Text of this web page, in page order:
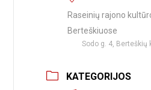
Raseinių rajono
Berteškiuose
Sodo g. 4, Berteškių
KATEGORIJOS